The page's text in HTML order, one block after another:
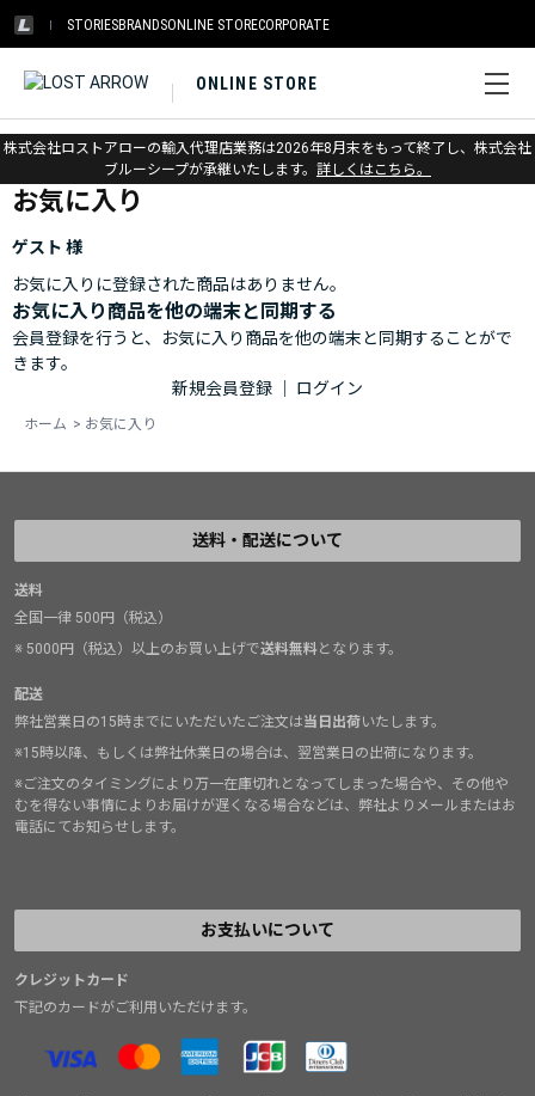
STORIESBRANDSONLINE STORECORPORATE
ONLINE STORE
株式会社ロストアローの輸入代理店業務は2026年8月末をもって終了し、株式会社
ブルーシープが承継いたします。 詳しくはこちら。
ホーム > お気に入り
お気に入り
ゲスト 様
お気に入りに登録された商品はありません。
お気に入り商品を他の端末と同期する
会員登録を行うと、お気に入り商品を他の端末と同期することがで
きます。
新規会員登録
ログイン
ホーム > お気に入り
送料・配送について
送料
全国一律 500円（税込）
※ 5000円（税込）以上のお買い上げで送料無料となります。
配送
弊社営業日の15時までにいただいたご注文は当日出荷いたします。
※15時以降、もしくは弊社休業日の場合は、翌営業日の出荷になります。
※ご注文のタイミングにより万一在庫切れとなってしまった場合や、その他や
むを得ない事情によりお届けが遅くなる場合などは、弊社よりメールまたはお
電話にてお知らせします。
お支払いについて
クレジットカード
下記のカードがご利用いただけます。